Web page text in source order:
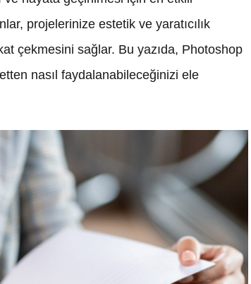
projelerinize estetik ve yaratıcılık
çekmesini sağlar. Bu yazıda, Photoshop
nasıl faydalanabileceğinizi ele